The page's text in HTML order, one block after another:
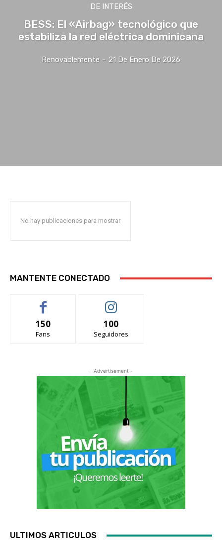
DE INTERÉS
BESS: El «Airbag» tecnológico que
estabiliza la red eléctrica dominicana
Renovablemente - 21 De Enero De 2026
No hay publicaciones para mostrar
MANTENTE CONECTADO
150
Fans
100
Seguidores
- Advertisement -
ULTIMOS ARTICULOS